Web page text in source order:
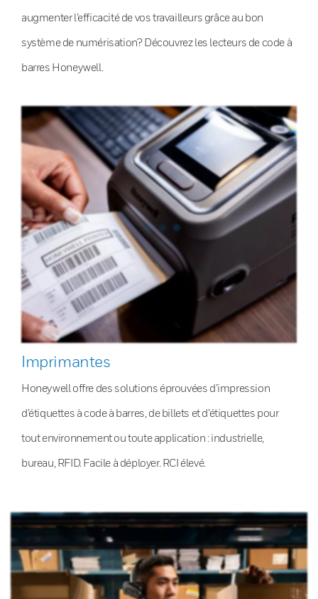
augmenter l’efficacité de vos travailleurs grâce au bon
système de numérisation? Découvrez les lecteurs de code à
barres Honeywell.
Imprimantes
Honeywell offre des solutions éprouvées d’impression
d’étiquettes à code à barres, de billets et d’étiquettes pour
tout environnement ou toute application : industrielle,
bureau, RFID. Facile à déployer. RCI élevé.